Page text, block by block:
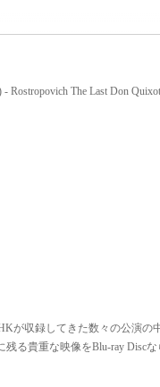
Rostropovich The Last Don
が収録してきた数々の公演の
る貴重な映像をBlu-ray Disc